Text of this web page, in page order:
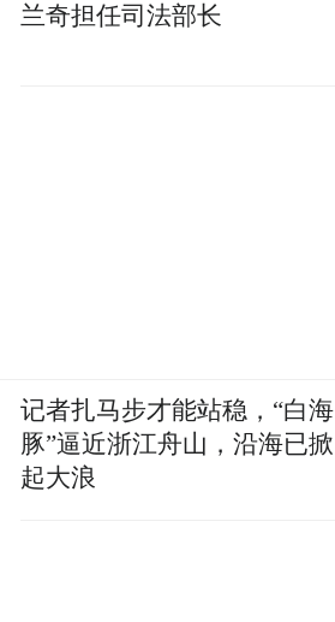
兰奇担任司法部长
记者扎马步才能站稳，“白海
豚”逼近浙江舟山，沿海已掀
起大浪